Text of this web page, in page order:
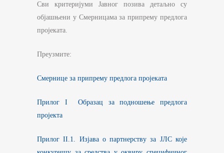
Сви критеријуми Јавног позива детаљно су
објашњени у Смерницама за припрему предлога
пројеката.
Преузмите:
Смернице за припрему предлога пројеката
Прилог I Образац за подношење предлога
пројекта
Прилог II.1. Изјава о партнерству за ЈЛС које